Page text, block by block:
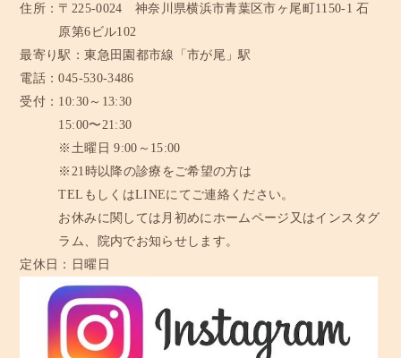
住所： 〒225-0024 神奈川県横浜市青葉区市ヶ尾町1150-1 石
原第6ビル102
最寄り駅：東急田園都市線「市が尾」駅
電話：045-530-3486
受付： 10:30～13:30
15:00〜21:30
※土曜日 9:00～15:00
※21時以降の診療をご希望の方は
TELもしくはLINEにてご連絡ください。
お休みに関しては月初めにホームページ又はインスタグ
ラム、
院内でお知らせします。
定休日：
日曜日